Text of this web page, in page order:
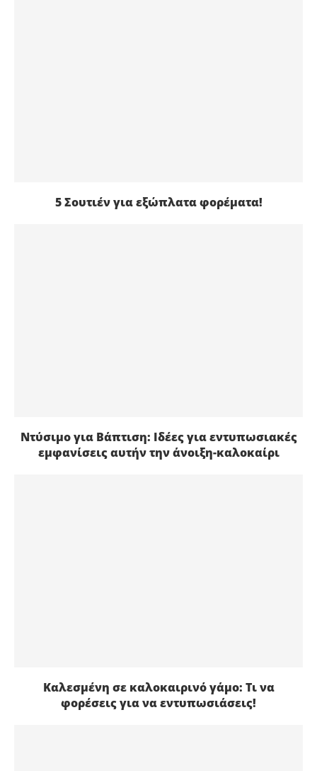
5 Σουτιέν για εξώπλατα φορέματα!
Ντύσιμο για Βάπτιση: Ιδέες για εντυπωσιακές
εμφανίσεις αυτήν την άνοιξη-καλοκαίρι
Καλεσμένη σε καλοκαιρινό γάμο: Τι να
φορέσεις για να εντυπωσιάσεις!